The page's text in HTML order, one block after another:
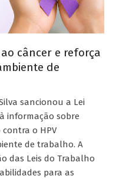
câncer e reforça
de
sancionou a Lei
informação sobre
o HPV
de trabalho. A
das Leis do Trabalho
para as